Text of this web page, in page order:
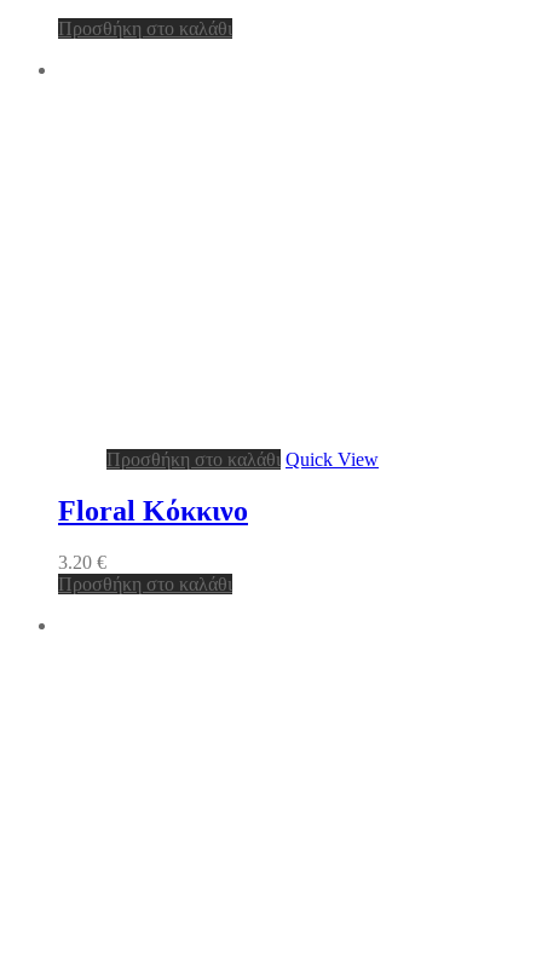
Προσθήκη στο καλάθι
Προσθήκη στο καλάθι Quick View
Floral Κόκκινο
3.20 €
Προσθήκη στο καλάθι